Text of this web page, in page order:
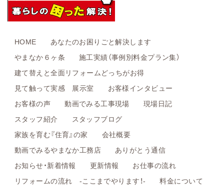
HOME
あなたのお困りごと解決します
やまなか６ヶ条
施工実績（事例別料金プラン集）
建て替えと全面リフォームどっちがお得
見て触って実感 展示室
お客様インタビュー
お客様の声
動画でみる工事現場
現場日記
スタッフ紹介
スタッフブログ
家族を育む『住育』の家
会社概要
動画でみるやまなか工務店
ありがとう通信
お知らせ・新着情報
更新情報
お仕事の流れ
リフォームの流れ -ここまでやります！-
料金について